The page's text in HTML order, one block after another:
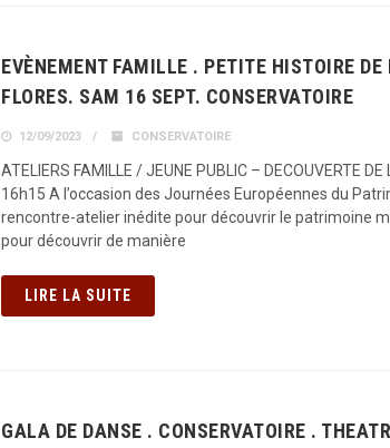
EVÈNEMENT FAMILLE . PETITE HISTOIRE
FLORES. SAM 16 SEPT. CONSERVATOIRE
12/09/2023 CONSERVATOIRE
ATELIERS FAMILLE / JEUNE PUBLIC –
16h15 A l’occasion des Journées Européennes du
rencontre-atelier inédite pour découvrir le patrimoine
pour découvrir de manière
LIRE LA SUITE
GALA DE DANSE . CONSERVATOIRE .